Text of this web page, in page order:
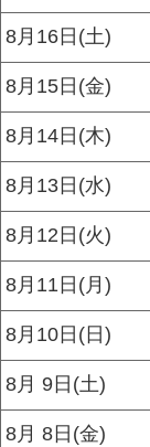
8月16日(土)
8月15日(金)
8月14日(木)
8月13日(水)
8月12日(火)
8月11日(月)
8月10日(日)
8月 9日(土)
8月 8日(金)